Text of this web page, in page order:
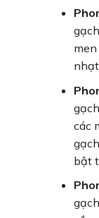
các
bật